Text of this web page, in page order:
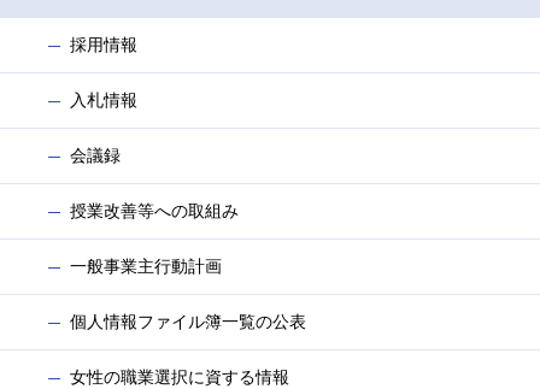
採用情報
入札情報
会議録
授業改善等への取組み
一般事業主行動計画
個人情報ファイル簿一覧の公表
女性の職業選択に資する情報